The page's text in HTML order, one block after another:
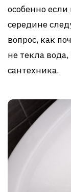
особенно
середине
вопрос, как
не текла
сантехника.